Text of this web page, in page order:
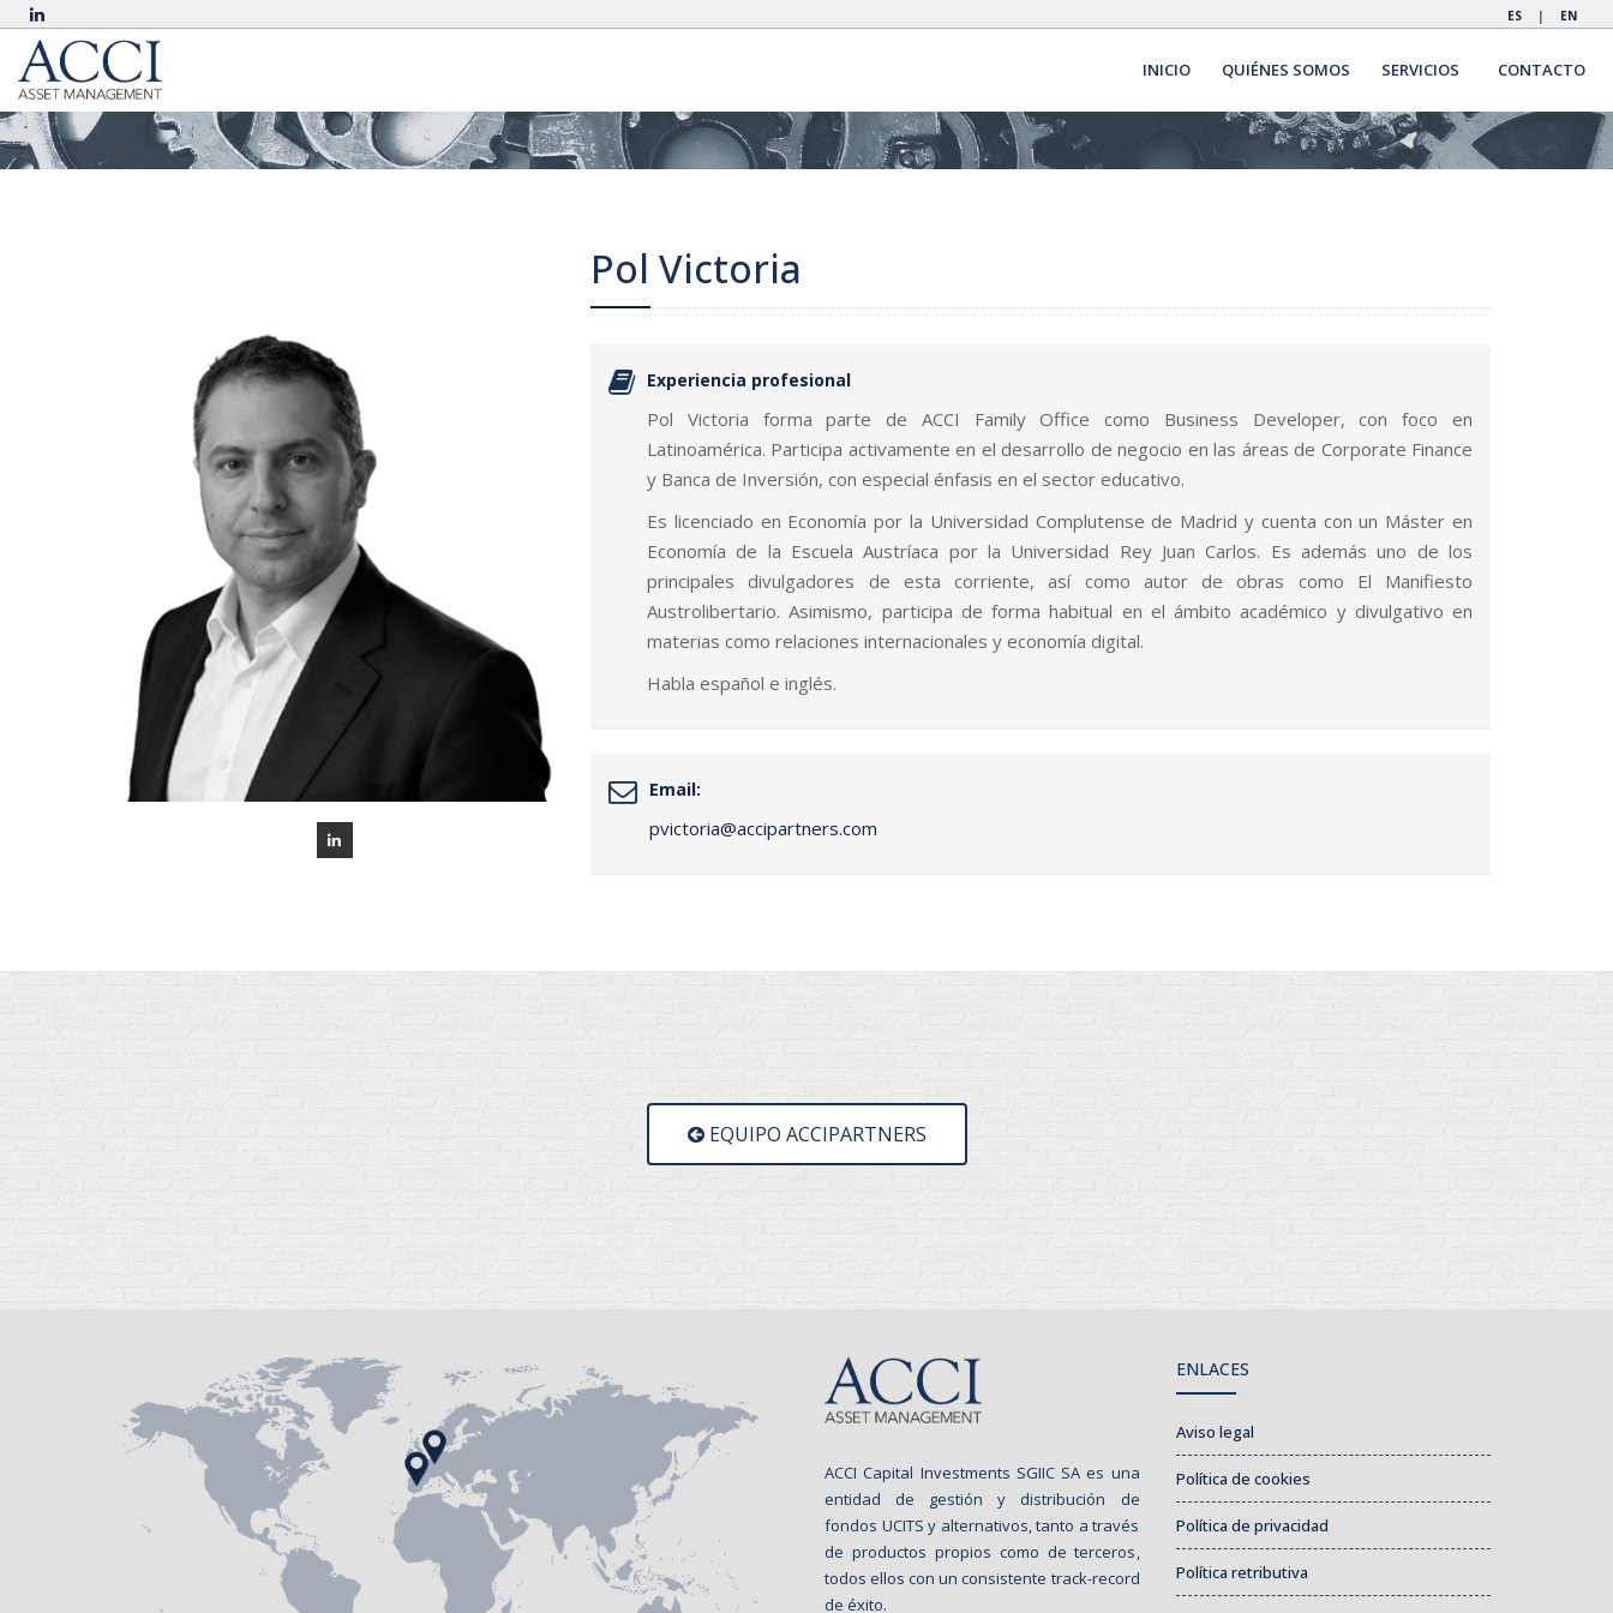
ES | EN
INICIO QUIÉNES SOMOS SERVICIOS CONTACTO
Pol Victoria
Experiencia profesional
Pol Victoria forma parte de ACCI Family Office como Business Developer, con foco en
Latinoamérica. Participa activamente en el desarrollo de negocio en las áreas de Corporate Finance
y Banca de Inversión, con especial énfasis en el sector educativo.
Es licenciado en Economía por la Universidad Complutense de Madrid y cuenta con un Máster en
Economía de la Escuela Austríaca por la Universidad Rey Juan Carlos. Es además uno de los
principales divulgadores de esta corriente, así como autor de obras como El Manifiesto
Austrolibertario. Asimismo, participa de forma habitual en el ámbito académico y divulgativo en
materias como relaciones internacionales y economía digital.
Habla español e inglés.
Email:
pvictoria@accipartners.com
EQUIPO ACCIPARTNERS
ACCI Capital Investments SGIIC SA es una
entidad de gestión y distribución de
fondos UCITS y alternativos, tanto a través
de productos propios como de terceros,
todos ellos con un consistente track-record
de éxito.
ENLACES
Aviso legal
Política de cookies
Política de privacidad
Política retributiva